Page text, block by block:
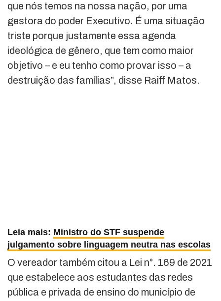
que nós temos na nossa nação, por uma
gestora do poder Executivo. É uma situação
triste porque justamente essa agenda
ideológica de gênero, que tem como maior
objetivo – e eu tenho como provar isso – a
destruição das famílias”, disse Raiff Matos.
Leia mais: Ministro do STF suspende
julgamento sobre linguagem neutra nas escolas
O vereador também citou a Lei n°. 169 de 2021
que estabelece aos estudantes das redes
pública e privada de ensino do município de